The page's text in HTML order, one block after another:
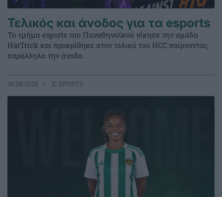
Τελικός και άνοδος για τα esports
Το τμήμα esports του Παναθηναϊκού νίκησε την ομάδα
HatTrick και προκρίθηκε στον τελικό του HCC παίρνοντας
παράλληλα την άνοδο.
06.08.2026 E-SPORTS